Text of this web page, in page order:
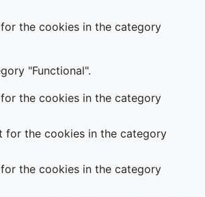
the cookies in the category
"Functional".
the cookies in the category
for the cookies in the category
the cookies in the category